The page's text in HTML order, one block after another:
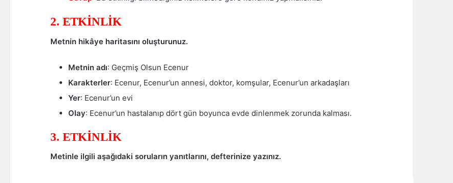
2. ETKİNLİK
Metnin hikâye haritasını oluşturunuz.
Metnin adı: Geçmiş Olsun Ecenur
Karakterler: Ecenur, Ecenur’un annesi, doktor, komşular, Ecenur’un arkadaşları
Yer: Ecenur’un evi
Olay: Ecenur’un hastalanıp dört gün boyunca evde dinlenmek zorunda kalması.
3. ETKİNLİK
Metinle ilgili aşağıdaki soruların yanıtlarını, defterinize yazınız.